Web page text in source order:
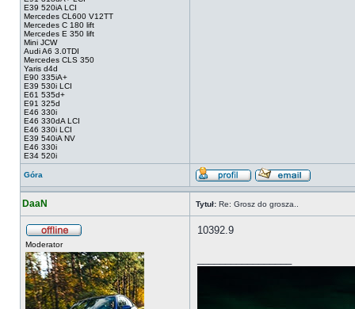
E39 520iA LCI
Mercedes CL600 V12TT
Mercedes C 180 lift
Mercedes E 350 lift
Mini JCW
Audi A6 3.0TDI
Mercedes CLS 350
Yaris d4d
E90 335iA+
E39 530i LCI
E61 535d+
E91 325d
E46 330i
E46 330dA LCI
E46 330i LCI
E39 540iA NV
E46 330i
E34 520i
Góra
DaaN Tytuł: Re: Grosz do grosza..
Moderator
10392.9